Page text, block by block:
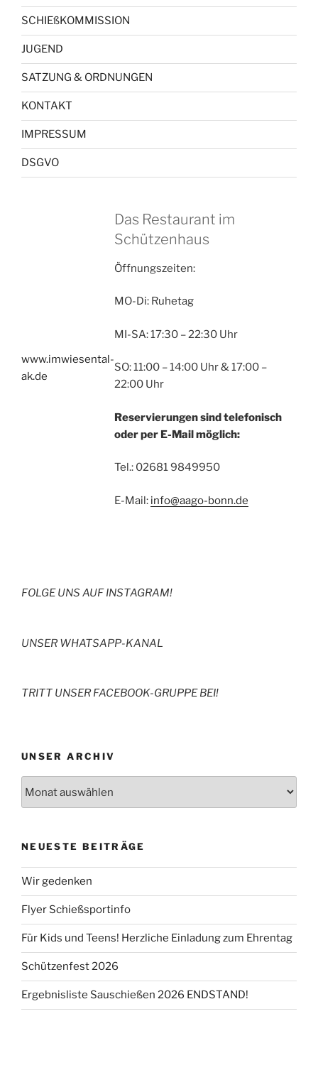
SCHIEßKOMMISSION
JUGEND
SATZUNG & ORDNUNGEN
KONTAKT
IMPRESSUM
DSGVO
www.imwiesental-
ak.de
Das Restaurant im
Schützenhaus
Öffnungszeiten:
MO-Di: Ruhetag
MI-SA: 17:30 – 22:30 Uhr
SO: 11:00 – 14:00 Uhr & 17:00 –
22:00 Uhr
Reservierungen sind telefonisch
oder per E-Mail möglich:
Tel.: 02681 9849950
E-Mail: info@aago-bonn.de
FOLGE UNS AUF INSTAGRAM!
UNSER WHATSAPP-KANAL
TRITT UNSER FACEBOOK-GRUPPE BEI!
UNSER ARCHIV
NEUESTE BEITRÄGE
Wir gedenken
Flyer Schießsportinfo
Für Kids und Teens! Herzliche Einladung zum Ehrentag
Schützenfest 2026
Ergebnisliste Sauschießen 2026 ENDSTAND!